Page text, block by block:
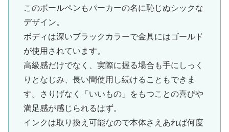
このボールペンもパーカーの名に恥じぬシックな
デザイン。
ボディは深いブラックカラーで金具にはゴールド
が使用されています。
高級感だけでなく、実際に握る場合も手にしっく
りとなじみ、長い間使用し続けることもできま
す。さりげなく「いいもの」をもつことの喜びや
満足感が感じられるはず。
インクは取り換え可能なので本体さえあれば何度